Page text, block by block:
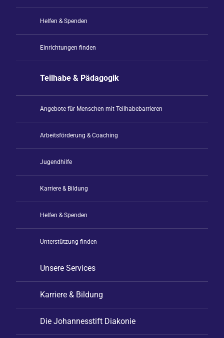
Helfen & Spenden
Einrichtungen finden
Teilhabe & Pädagogik
Angebote für Menschen mit Teilhabebarrieren
Arbeitsförderung & Coaching
Jugendhilfe
Karriere & Bildung
Helfen & Spenden
Unterstützung finden
Unsere Services
Karriere & Bildung
Die Johannesstift Diakonie